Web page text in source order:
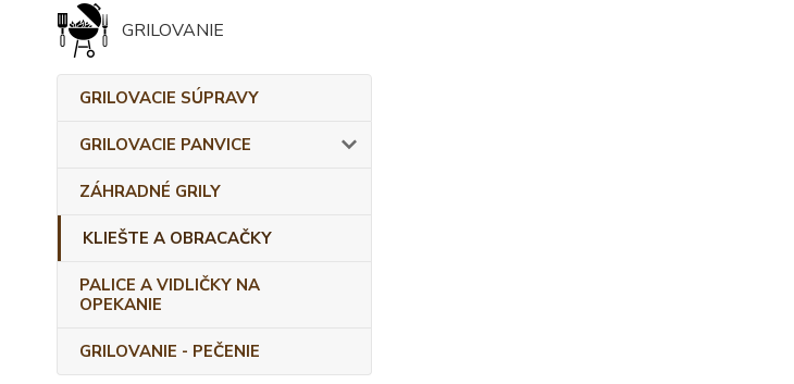
GRILOVANIE
GRILOVACIE SÚPRAVY
GRILOVACIE PANVICE
ZÁHRADNÉ GRILY
KLIEŠTE A OBRACAČKY
PALICE A VIDLIČKY NA
OPEKANIE
GRILOVANIE - PEČENIE